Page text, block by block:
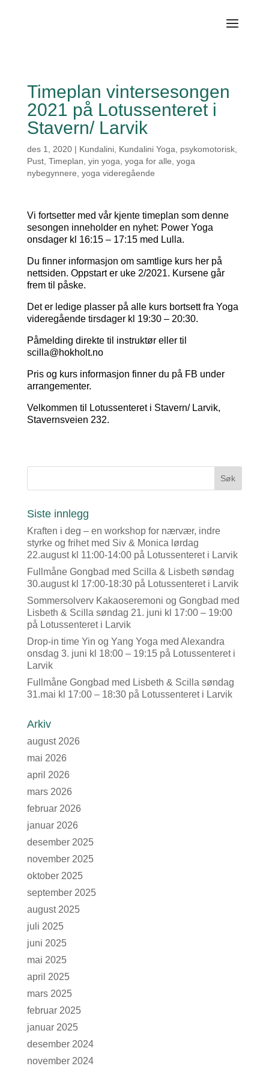
Timeplan vintersesongen
2021 på Lotussenteret i
Stavern/ Larvik
des 1, 2020| Kundalini, Kundalini Yoga psykomotorisk,
Pust, Timeplan yin yoga yoga for alle yoga
nybegynnere yoga videregående
Vi fortsetter med vår kjente timeplan som denne
sesongen inneholder en nyhet: Power Yoga
onsdager kl 16:15 – 17:15 med Lulla.
Du finner informasjon om samtlige kurs her på
nettsiden. Oppstart er uke 2/2021. Kursene går
frem til påske.
Det er ledige plasser på alle kurs bortsett fra Yoga
videregående tirsdager kl 19:30 – 20:30.
Påmelding direkte til instruktør eller til
scilla@hokholt.no
Pris og kurs informasjon finner du på FB under
arrangementer.
Velkommen til Lotussenteret i Stavern/ Larvik,
Stavernsveien 232.
Siste innlegg
Kraften i deg – en workshop for nærvær, indre
styrke og frihet med Siv & Monica lørdag
22.august kl 11:00-14:00 på Lotussenteret i Larvik
Fullmåne Gongbad med Scilla & Lisbeth søndag
30.august kl 17:00-18:30 på Lotussenteret i Larvik
Sommersolverv Kakaoseremoni og Gongbad med
Lisbeth & Scilla søndag 21. juni kl 17:00 – 19:00
på Lotussenteret i Larvik
Drop-in time Yin og Yang Yoga med Alexandra
onsdag 3. juni kl 18:00 – 19:15 på Lotussenteret i
Larvik
Fullmåne Gongbad med Lisbeth & Scilla søndag
31.mai kl 17:00 – 18:30 på Lotussenteret i Larvik
Arkiv
august 2026
mai 2026
april 2026
mars 2026
februar 2026
januar 2026
desember 2025
november 2025
oktober 2025
september 2025
august 2025
juli 2025
juni 2025
mai 2025
april 2025
mars 2025
februar 2025
januar 2025
desember 2024
november 2024